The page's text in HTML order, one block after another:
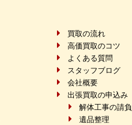
買取の流れ
高価買取のコツ
よくある質問
スタッフブログ
会社概要
出張買取の申込み
解体工事の請負
遺品整理